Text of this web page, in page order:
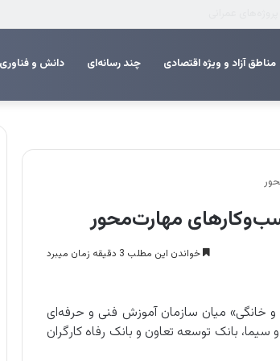
مناطق آزاد و ویژه اقتصادی چند رسانه‌ای دانش و فناوری
مهارت‌محور
خواندن این مطلب 3 دقیقه زمان میبرد
و خانگی» میان سازمان آموزش فنی و حرفه‌ای
بانک توسعه تعاون و بانک رفاه کارگران